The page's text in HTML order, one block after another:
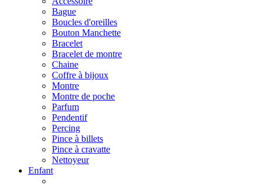
Bague
Boucles d'oreilles
Bouton Manchette
Bracelet
Bracelet de montre
Chaine
Coffre à bijoux
Montre
Montre de poche
Parfum
Pendentif
Percing
Pince à billets
Pince à cravatte
Nettoyeur
Enfant